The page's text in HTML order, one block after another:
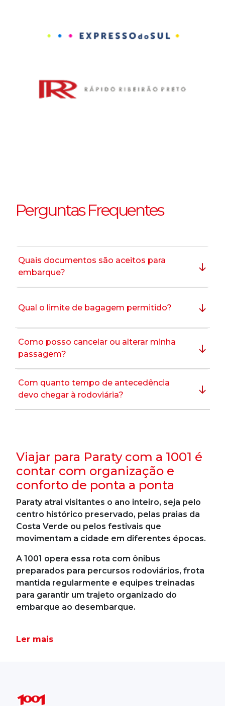
Perguntas Frequentes
Quais documentos são aceitos para
embarque?
Qual o limite de bagagem permitido?
Como posso cancelar ou alterar minha
passagem?
Com quanto tempo de antecedência
devo chegar à rodoviária?
Viajar para Paraty com a 1001 é
contar com organização e
conforto de ponta a ponta
Paraty atrai visitantes o ano inteiro, seja pelo
centro histórico preservado, pelas praias da
Costa Verde ou pelos festivais que
movimentam a cidade em diferentes épocas.
A 1001 opera essa rota com ônibus
preparados para percursos rodoviários, frota
mantida regularmente e equipes treinadas
para garantir um trajeto organizado do
embarque ao desembarque.
Ler mais